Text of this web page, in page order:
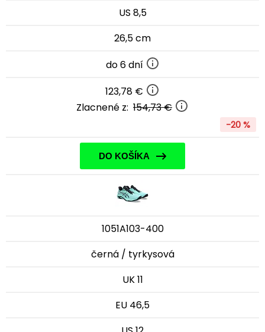
US 8,5
26,5 cm
do 6 dní
123,78 €
Zlacnené z: 154,73 €
-20 %
DO KOŠÍKA
1051A103-400
černá / tyrkysová
UK 11
EU 46,5